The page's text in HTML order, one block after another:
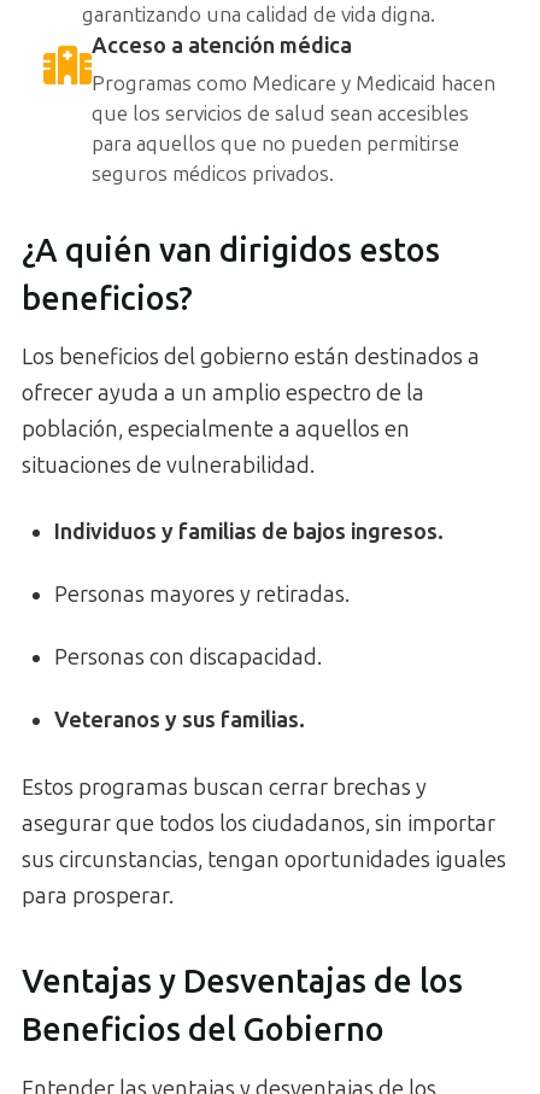
garantizando una calidad de vida digna.
Acceso a atención médica
Programas como Medicare y Medicaid hacen
que los servicios de salud sean accesibles
para aquellos que no pueden permitirse
seguros médicos privados.
¿A quién van dirigidos estos
beneficios?
Los beneficios del gobierno están destinados a
ofrecer ayuda a un amplio espectro de la
población, especialmente a aquellos en
situaciones de vulnerabilidad.
Individuos y familias de bajos ingresos.
Personas mayores y retiradas.
Personas con discapacidad.
Veteranos y sus familias.
Estos programas buscan cerrar brechas y
asegurar que todos los ciudadanos, sin importar
sus circunstancias, tengan oportunidades iguales
para prosperar.
Ventajas y Desventajas de los
Beneficios del Gobierno